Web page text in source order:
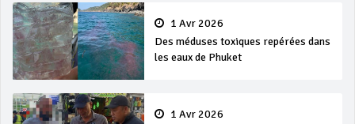
1 Avr 2026
Des méduses toxiques repérées dans
les eaux de Phuket
1 Avr 2026